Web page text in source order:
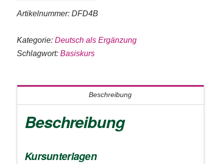
Menge
Artikelnummer: DFD4B
Kategorie: Deutsch als Ergänzung
Schlagwort: Basiskurs
Beschreibung
Beschreibung
Kursunterlagen